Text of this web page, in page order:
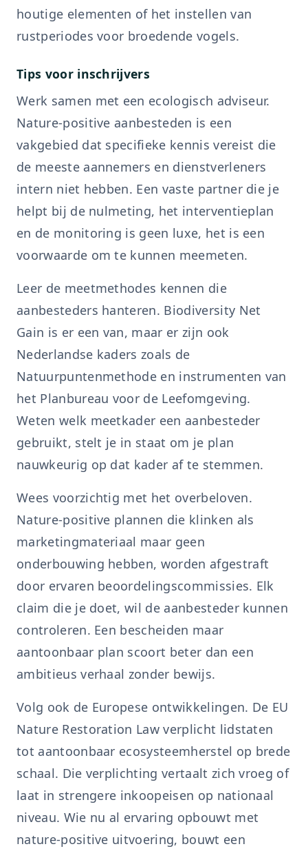
houtige elementen of het instellen van
rustperiodes voor broedende vogels.
Tips voor inschrijvers
Werk samen met een ecologisch adviseur.
Nature-positive aanbesteden is een
vakgebied dat specifieke kennis vereist die
de meeste aannemers en dienstverleners
intern niet hebben. Een vaste partner die je
helpt bij de nulmeting, het interventieplan
en de monitoring is geen luxe, het is een
voorwaarde om te kunnen meemeten.
Leer de meetmethodes kennen die
aanbesteders hanteren. Biodiversity Net
Gain is er een van, maar er zijn ook
Nederlandse kaders zoals de
Natuurpuntenmethode en instrumenten van
het Planbureau voor de Leefomgeving.
Weten welk meetkader een aanbesteder
gebruikt, stelt je in staat om je plan
nauwkeurig op dat kader af te stemmen.
Wees voorzichtig met het overbeloven.
Nature-positive plannen die klinken als
marketingmateriaal maar geen
onderbouwing hebben, worden afgestraft
door ervaren beoordelingscommissies. Elk
claim die je doet, wil de aanbesteder kunnen
controleren. Een bescheiden maar
aantoonbaar plan scoort beter dan een
ambitieus verhaal zonder bewijs.
Volg ook de Europese ontwikkelingen. De EU
Nature Restoration Law verplicht lidstaten
tot aantoonbaar ecosysteemherstel op brede
schaal. Die verplichting vertaalt zich vroeg of
laat in strengere inkoopeisen op nationaal
niveau. Wie nu al ervaring opbouwt met
nature-positive uitvoering, bouwt een